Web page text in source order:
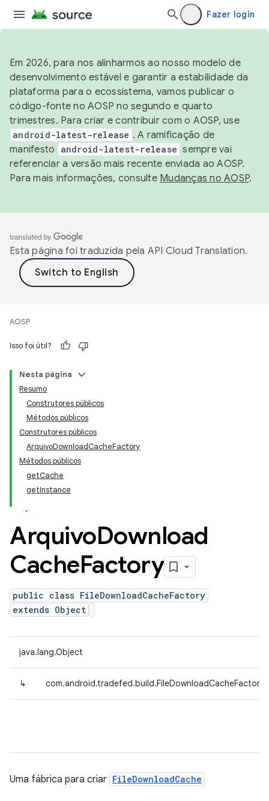
Fazer login
Em 2026, para nos alinharmos ao nosso modelo de
desenvolvimento estável e garantir a estabilidade da
plataforma para o ecossistema, vamos publicar o
código-fonte no AOSP no segundo e quarto
trimestres. Para criar e contribuir com o AOSP, use
android-latest-release . A ramificação de
manifesto
android-latest-release sempre vai
referenciar a versão mais recente enviada ao AOSP.
Para mais informações, consulte Mudanças no AOSP.
Esta página foi traduzida pela API Cloud Translation.
AOSP
Isso foi útil?
Nesta página
Resumo
Construtores públicos
Métodos públicos
Construtores públicos
ArquivoDownloadCacheFactory
Métodos públicos
getCache
getInstance
ArquivoDownload
CacheFactory
public class FileDownloadCacheFactory
extends Object
java.lang.Object
↳ com.android.tradefed.build.FileDownloadCacheFactory
Uma fábrica para criar FileDownloadCache